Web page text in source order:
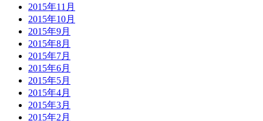
2015年11月
2015年10月
2015年9月
2015年8月
2015年7月
2015年6月
2015年5月
2015年4月
2015年3月
2015年2月